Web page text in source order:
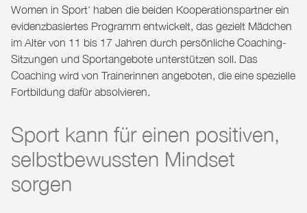
Women in Sport‘ haben die beiden Kooperationspartner ein
evidenzbasiertes Programm entwickelt, das gezielt Mädchen
im Alter von 11 bis 17 Jahren durch persönliche Coaching-
Sitzungen und Sportangebote unterstützen soll. Das
Coaching wird von Trainerinnen angeboten, die eine spezielle
Fortbildung dafür absolvieren.
Sport kann für einen positiven,
selbstbewussten Mindset
sorgen